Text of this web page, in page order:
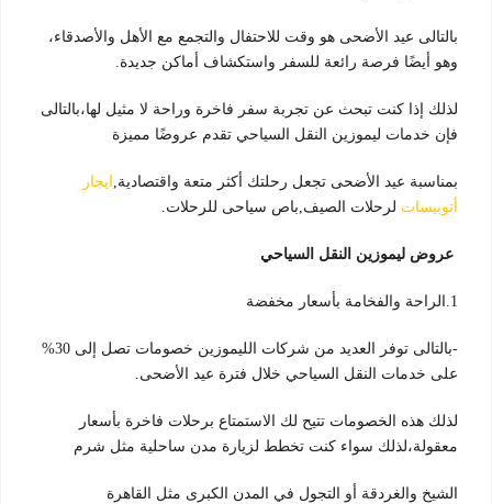
بالتالى عيد الأضحى هو وقت للاحتفال والتجمع مع الأهل والأصدقاء،
وهو أيضًا فرصة رائعة للسفر واستكشاف أماكن جديدة.
لذلك إذا كنت تبحث عن تجربة سفر فاخرة وراحة لا مثيل لها،بالتالى
فإن خدمات ليموزين النقل السياحي تقدم عروضًا مميزة
بمناسبة عيد الأضحى تجعل رحلتك أكثر متعة واقتصادية, ايجار
أتوبيسات لرحلات الصيف,باص سياحى للرحلات.
عروض ليموزين النقل السياحي
1.الراحة والفخامة بأسعار مخفضة
-بالتالى توفر العديد من شركات الليموزين خصومات تصل إلى 30%
على خدمات النقل السياحي خلال فترة عيد الأضحى.
لذلك هذه الخصومات تتيح لك الاستمتاع برحلات فاخرة بأسعار
معقولة،لذلك سواء كنت تخطط لزيارة مدن ساحلية مثل شرم
الشيخ والغردقة أو التجول في المدن الكبرى مثل القاهرة